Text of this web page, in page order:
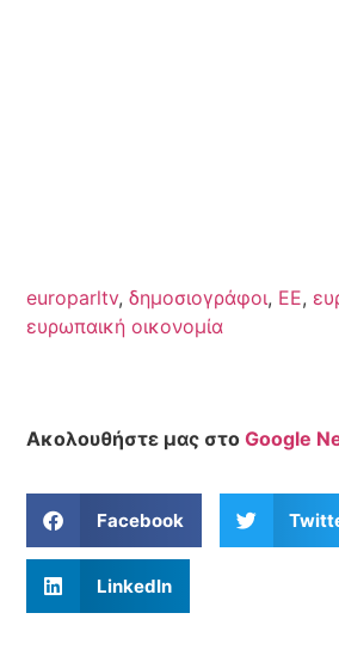
europarltv,δημοσιογράφοι, ΕΕ,
ευρωπαική οικονομία
Ακολουθήστε μας στοGoogle
Facebook
LinkedIn